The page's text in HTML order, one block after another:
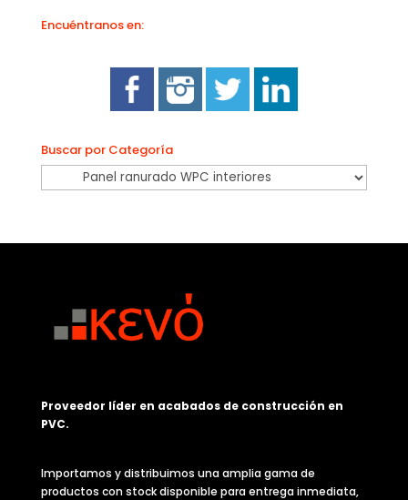
Encuéntranos en:
Buscar por Categoría
Proveedor líder en acabados de construcción en
PVC.
Importamos y distribuimos una amplia gama de
productos con stock disponible para entrega inmediata,